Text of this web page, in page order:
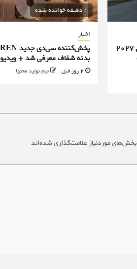
تمامی محصولات فراری تا پایان سال ۲۰۲۷
1 دقیقه خوانده شده
اخبار
بدنه شفاف معرفی شد + ویدیو
2 روز قبل تیم تولید محتوا
بخش‌های موردنیاز علامت‌گذاری شده‌اند